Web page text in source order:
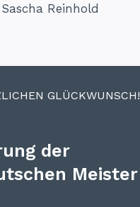
Reinhold
GLÜCKWUNSCH!
der
Meister